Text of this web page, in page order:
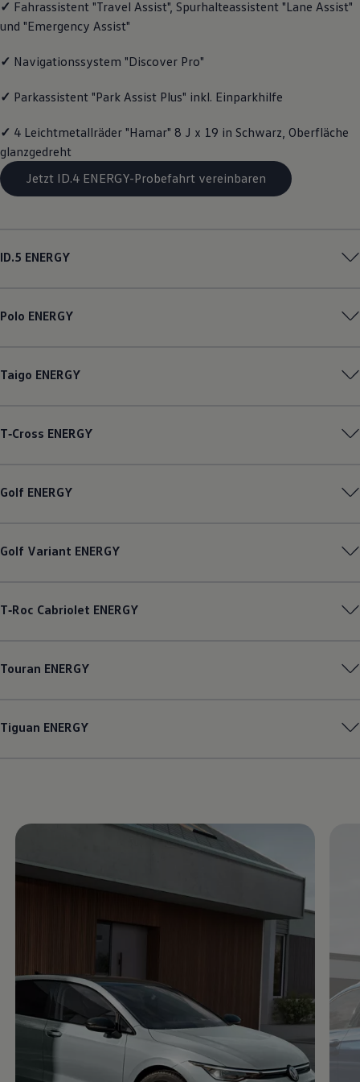
Magazin
Lifestyle
Familie
Pannen- und Unfallhilfe
✓ Fahrassistent "Travel Assist", Spurhalteassistent "Lane Assist"
und "Emergency Assist"
✓ Navigationssystem "Discover Pro"
✓ Parkassistent "Park Assist Plus" inkl. Einparkhilfe
✓ 4 Leichtmetallräder "Hamar" 8 J x 19 in Schwarz, Oberfläche
glanzgedreht
Jetzt ID.4 ENERGY-Probefahrt vereinbaren
ID.5 ENERGY
Polo ENERGY
Taigo ENERGY
T‑Cross ENERGY
Golf ENERGY
Golf Variant ENERGY
T‑Roc Cabriolet ENERGY
Touran ENERGY
Tiguan ENERGY